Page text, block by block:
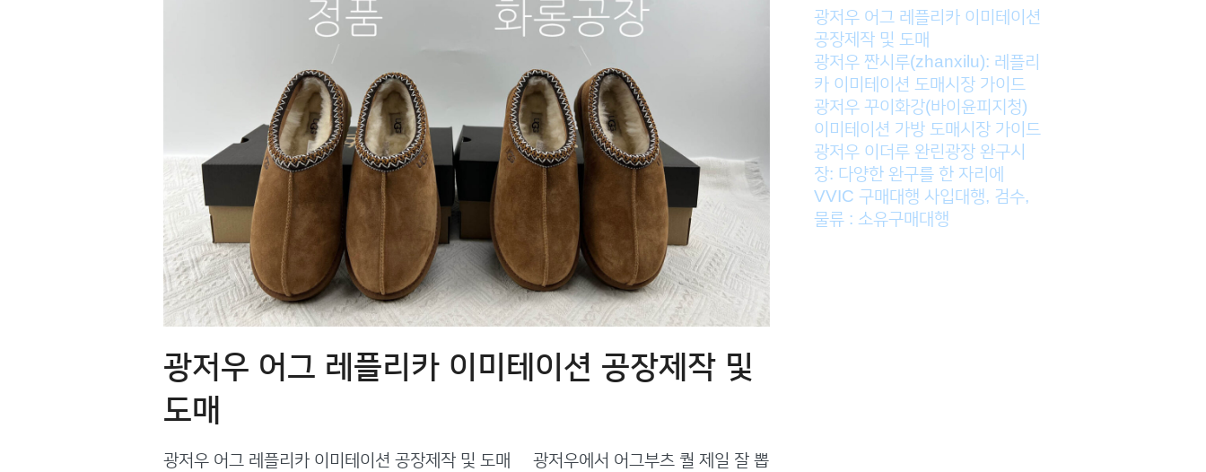
광저우 어그 레플리카 이미테이션 공장제작 및
도매
광저우 어그 레플리카 이미테이션 공장제작 및 도매 광저우에서 어그부츠 퀄 제일 잘 뽑
광저우 어그 레플리카 이미테이션
공장제작 및 도매
광저우 짠시루(zhanxilu): 레플리
카 이미테이션 도매시장 가이드
광저우 꾸이화강(바이윤피지청)
이미테이션 가방 도매시장 가이드
광저우 이더루 완린광장 완구시
장: 다양한 완구를 한 자리에
VVIC 구매대행 사입대행, 검수,
물류 : 소유구매대행